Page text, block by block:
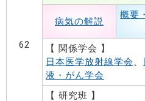
62
病気の解説
概要
【 関係学会 】
日本医学放射線学会 、
液・がん学会
【 研究班 】